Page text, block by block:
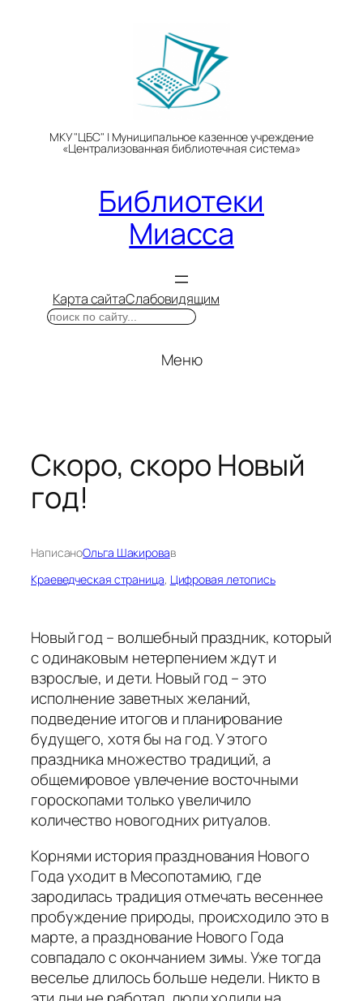
МКУ "ЦБС" | Муниципальное казенное учреждение
«Централизованная библиотечная система»
Библиотеки
Миасса
Карта сайтаСлабовидящим
Поиск
Меню
Скоро, скоро Новый
год!
НаписаноОльга Шакировав
Краеведческая страница, Цифровая летопись
Новый год – волшебный праздник, который
с одинаковым нетерпением ждут и
взрослые, и дети. Новый год – это
исполнение заветных желаний,
подведение итогов и планирование
будущего, хотя бы на год. У этого
праздника множество традиций, а
общемировое увлечение восточными
гороскопами только увеличило
количество новогодних ритуалов.
Корнями история празднования Нового
Года уходит в Месопотамию, где
зародилась традиция отмечать весеннее
пробуждение природы, происходило это в
марте, а празднование Нового Года
совпадало с окончанием зимы. Уже тогда
веселье длилось больше недели. Никто в